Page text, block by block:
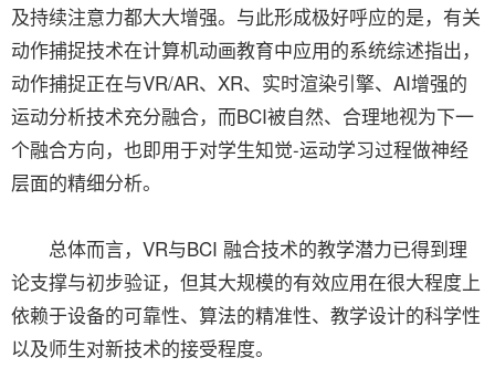
及持续注意力都大大增强。与此形成极好呼应的是，有关
动作捕捉技术在计算机动画教育中应用的系统综述指出，
动作捕捉正在与VR/AR、XR、实时渲染引擎、AI增强的
运动分析技术充分融合，而BCI被自然、合理地视为下一
个融合方向，也即用于对学生知觉-运动学习过程做神经
层面的精细分析。
总体而言，VR与BCI 融合技术的教学潜力已得到理
论支撑与初步验证，但其大规模的有效应用在很大程度上
依赖于设备的可靠性、算法的精准性、教学设计的科学性
以及师生对新技术的接受程度。